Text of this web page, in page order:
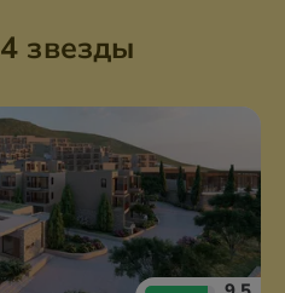
4 звезды